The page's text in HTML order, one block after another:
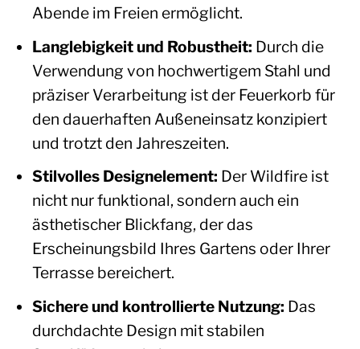
Abende im Freien ermöglicht.
Langlebigkeit und Robustheit: Durch die
Verwendung von hochwertigem Stahl und
präziser Verarbeitung ist der Feuerkorb für
den dauerhaften Außeneinsatz konzipiert
und trotzt den Jahreszeiten.
Stilvolles Designelement: Der Wildfire ist
nicht nur funktional, sondern auch ein
ästhetischer Blickfang, der das
Erscheinungsbild Ihres Gartens oder Ihrer
Terrasse bereichert.
Sichere und kontrollierte Nutzung: Das
durchdachte Design mit stabilen